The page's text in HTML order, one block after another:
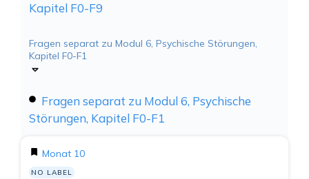
Kapitel F0-F9
Fragen separat zu Modul 6, Psychische Störungen,
Kapitel F0-F1
Fragen separat zu Modul 6, Psychische
Störungen, Kapitel F0-F1
Monat 10
NO LABEL